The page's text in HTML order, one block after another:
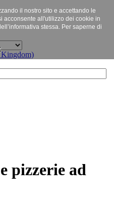
pizzerie ad
il nostro sito e accettando le
acconsente all'utilizzo dei cookie in
stessa. Per saperne di